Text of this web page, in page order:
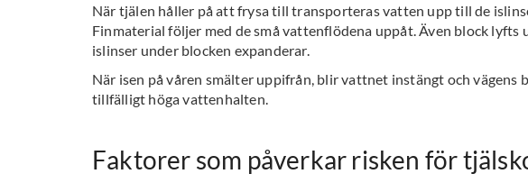
När tjälen håller på att frysa till transporteras vatten upp till de
Finmaterial följer med de små vattenflödena uppåt. Även block lyfts
islinser under blocken expanderar.
När isen på våren smälter uppifrån, blir vattnet instängt och vägens
tillfälligt höga vattenhalten.
Faktorer som påverkar risken för